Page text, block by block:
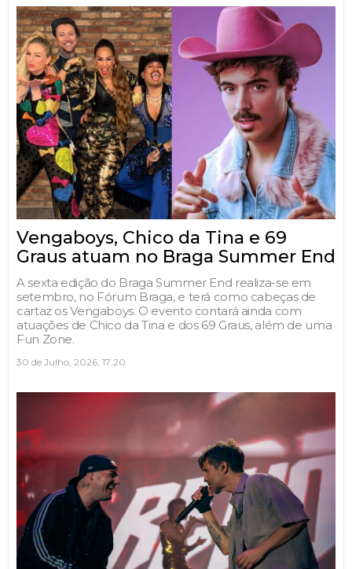
Vengaboys, Chico da Tina e 69
Graus atuam no Braga Summer End
A sexta edição do Braga Summer End realiza-se em
setembro, no Fórum Braga, e terá como cabeças de
cartaz os Vengaboys. O evento contará ainda com
atuações de Chico da Tina e dos 69 Graus, além de uma
Fun Zone.
30 de Julho, 2026, 17:20